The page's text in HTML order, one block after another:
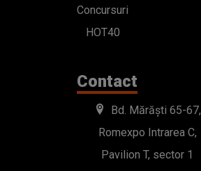
Concursuri
HOT40
Contact
Bd. Mărăști 65-67,
Romexpo Intrarea C,
Pavilion T, sector 1